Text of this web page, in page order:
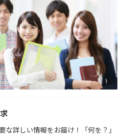
な詳しい情報をお届け！「何を？」